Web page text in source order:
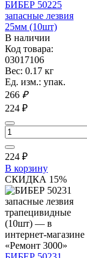
БИБЕР 50225
запасные лезвия
25мм (10шт)
В наличии
Код товара:
03017106
Вес: 0.17 кг
Ед. изм.: упак.
266 ₽
224 ₽
224 ₽
В корзину
СКИДКА 15%